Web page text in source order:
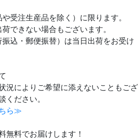
受注生産品を除く）に限ります。
できない場合もございます。
込・郵便振替）は当日出荷をお受け
況によりご希望に添えないこともござ
ください。
ら≫
無料でお届けします！